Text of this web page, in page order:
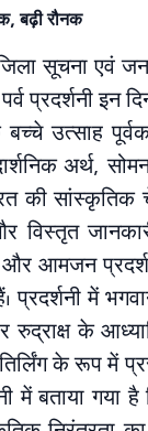
बढ़ी रौनक
सूचना एवं
प्रदर्शनी
उत्साह
अर्थ,
की सांस्कृतिक
विस्तृत
और आमजन
प्रदर्शनी में
के
के रूप में
में बताया